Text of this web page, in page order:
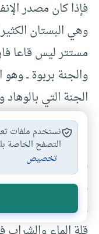
فإذا كان مصدر
وهي البستان
مستتر ليس قاعا
والجنة بربوة ــ وهو
الجنة التي
بمدرجة الأهوية
طلوعها
وأحسنه وأكثره ،
والشمس ، بخلاف
وإذا كانت الجنة
نستخدم ملفات
التصفح
تخصيص